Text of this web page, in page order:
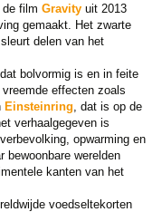
film Gravityuit 2013
gemaakt. Het zwarte
delen van het
bolvormig is en in feite
effecten zoals
Einsteinring , dat is op de
verhaalgegeven is
opwarming en
bewoonbare werelden
kanten van het
voedseltekorten